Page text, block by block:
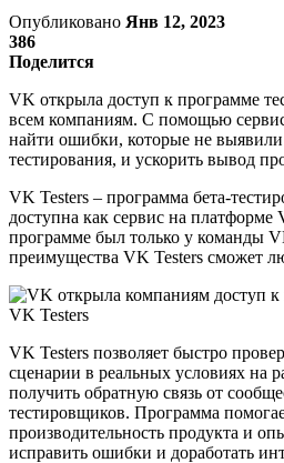
Опубликовано Янв 12, 2023
386
Поделится
VK открыла доступ к программе
всем компаниям. С помощью
найти ошибки, которые не
тестирования, и ускорить вывод
VK Testers – программа бета-
доступна как сервис на
программе был только у команды
преимущества VK Testers сможет
VK Testers позволяет быстро
сценарии в реальных условиях на
получить обратную связь от
тестировщиков. Программа
производительность продукта и
исправить ошибки и доработать